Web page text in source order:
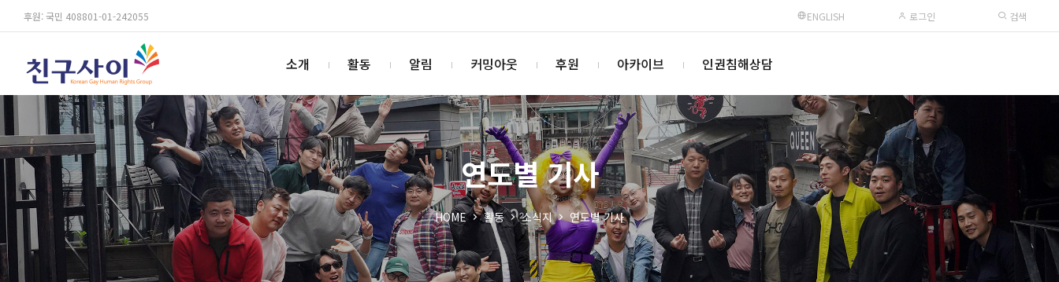
후원: 국민 408801-01-242055 ENGLISH 로그인 검색
소개 활동 알림 커밍아웃 후원 아카이브 인권침해상담
연도별 기사
HOME 활동 소식지 연도별 기사